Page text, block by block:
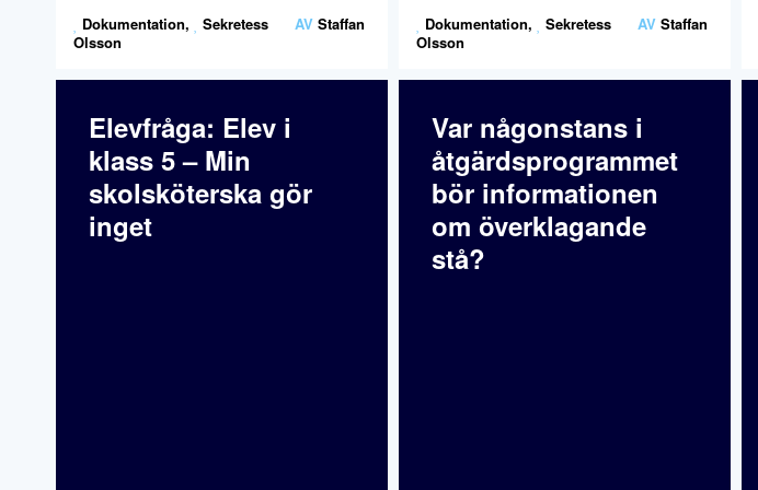
Dokumentation, Sekretess AV Staffan
Olsson
Dokumentation, Sekretess AV Staffan
Olsson
Elevfråga: Elev i
klass 5 – Min
skolsköterska gör
inget
Var någonstans i
åtgärdsprogrammet
bör informationen
om överklagande
stå?